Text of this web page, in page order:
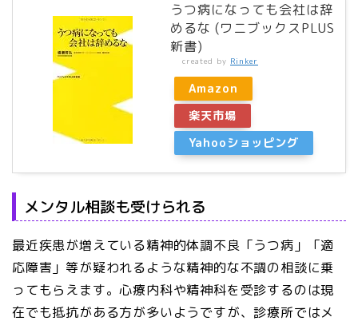
うつ病になっても会社は辞
めるな (ワニブックスPLUS
新書)
created by Rinker
Amazon
楽天市場
Yahooショッピング
メンタル相談も受けられる
最近疾患が増えている精神的体調不良「うつ病」「適
応障害」等が疑われるような精神的な不調の相談に乗
ってもらえます。心療内科や精神科を受診するのは現
在でも抵抗がある方が多いようですが、診療所ではメ